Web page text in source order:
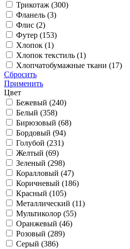
Трикотаж (300)
Фланель (3)
Флис (2)
Футер (153)
Хлопок (1)
Хлопок текстиль (1)
Хлопчатобумажные ткани (17)
Сбросить
Применить
Цвет
Бежевый (240)
Белый (358)
Бирюзовый (68)
Бордовый (94)
Голубой (231)
Желтый (69)
Зеленый (298)
Коралловый (47)
Коричневый (186)
Красный (105)
Металлический (11)
Мультиколор (55)
Оранжевый (46)
Розовый (289)
Серый (386)